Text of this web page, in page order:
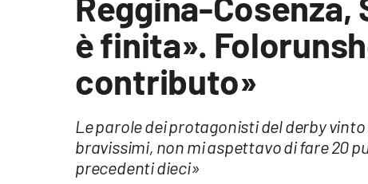
Economia e lavoro
è finita».
contributo»
Le parole dei protagonisti del derby
bravissimi, non mi aspettavo di fare 20
precedenti dieci»